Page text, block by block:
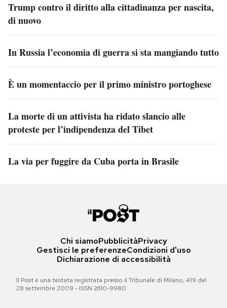
Trump contro il diritto alla cittadinanza per nascita,
di nuovo
In Russia l’economia di guerra si sta mangiando tutto
È un momentaccio per il primo ministro portoghese
La morte di un attivista ha ridato slancio alle
proteste per l’indipendenza del Tibet
La via per fuggire da Cuba porta in Brasile
Chi siamoPubblicitàPrivacy
Gestisci le preferenzeCondizioni d'uso
Dichiarazione di accessibilità
Il Post è una testata registrata presso il Tribunale di Milano, 419 del
28 settembre 2009 - ISSN 2610-9980